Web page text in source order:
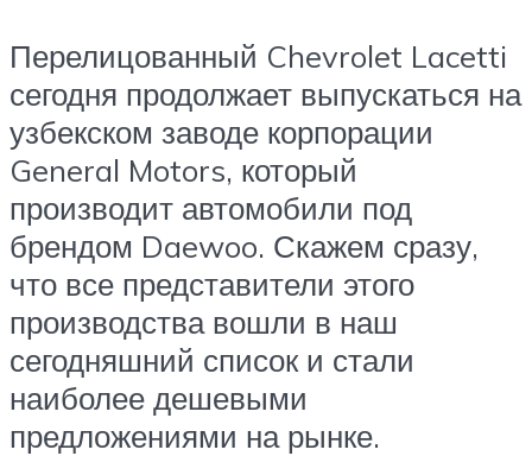
Перелицованный Chevrolet Lacetti
сегодня продолжает выпускаться на
узбекском заводе корпорации
General Motors, который
производит автомобили под
брендом Daewoo. Скажем сразу,
что все представители этого
производства вошли в наш
сегодняшний список и стали
наиболее дешевыми
предложениями на рынке.